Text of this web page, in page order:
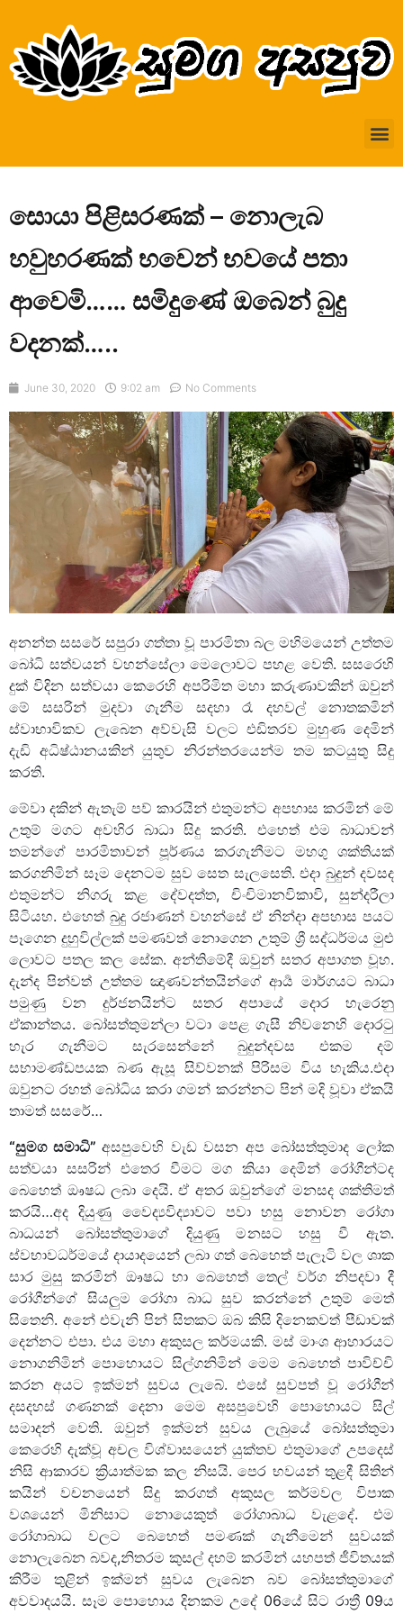
සොයා පිළිසරණක් – නොලැබ
හවුහරණක් භවෙන් භවයේ පතා
ආවෙමි…… සමිදුණේ ඔබෙන් බුදු
වදනක්…..
June 30, 2020 9:02 am No Comments
අනන්ත සසරේ සපුරා ගත්තා වූ පාරමිතා බල මහිමයෙන් උත්තම
බෝධි සත්වයන් වහන්සේලා මෙලොවට පහළ වෙති. සසරෙහි
දුක් විදින සත්වයා කෙරෙහි අපරිමිත මහා කරුණාවකින් ඔවුන්
මේ සසරින් මුදවා ගැනීම සදහා රෑ දහවල් නොතකමින්
ස්වාභාවිකව ලැබෙන අව්වැසි වලට එඩිතරව මුහුණ දෙමින්
දැඩි අධිෂ්ඨානයකින් යුතුව නිරන්තරයෙන්ම තම කටයුතු සිදු
කරති.
මේවා දකින් ඇතැම් පව් කාරයින් එතුමන්ට අපහාස කරමින් මේ
උතුම් මගට අවහිර බාධා සිදු කරති. එහෙත් එම බාධාවන්
තමන්ගේ පාරමිතාවන් පූර්ණය කරගැනීමට මහගු ශක්තියක්
කරගනිමින් සෑම දෙනටම සුව සෙත සැලසෙති. එදා බුදුන් දවසද
එතුමන්ට නිගරු කළ දේවදත්ත, චිංචිමානවිකාවි, සුන්දරීලා
සිටියහ. එහෙත් බුදු රජාණන් වහන්සේ ඒ නින්දා අපහාස පයට
පෑගෙන දුහුවිල්ලක් පමණවත් නොගෙන උතුම් ශ්‍රී සද්ධර්මය මුළු
ලොවට පතල කල සේක. අන්තිමේදී ඔවුන් සතර අපාගත වූහ.
දැන්ද පින්වත් උත්තම ඤාණවන්තයින්ගේ ආර්‍ය මාර්ගයට බාධා
පමුණු වන දුර්ජනයින්ට සතර අපායේ දොර හැරෙනු
ඒකාන්තය. බෝසත්තුමන්ලා වටා පෙළ ගැසී නිවනෙහි දොරටු
හැර ගැනීමට සැරසෙන්නේ බුදුන්දවස එකම දම්
සභාමණ්ඩපයක බණ ඇසූ සිව්වනක් පිරිසම විය හැකිය.එදා
ඔවුනට රහත් බෝධිය කරා ගමන් කරන්නට පින් මදි වූවා ඒකයි
තාමත් සසරේ…
“සුමග සමාධි”අසපුවෙහි වැඩ වසන අප බෝසත්තුමාද ලෝක
සත්වයා සසරින් එතෙර වීමට මග කියා දෙමින් රෝගීන්ටද
බෙහෙත් ඖෂධ ලබා දෙයි. ඒ අතර ඔවුන්ගේ මනසද ශක්තිමත්
කරයි…අද දියුණු වෛද්‍යවිද්‍යාවට පවා හසු නොවන රෝගා
බාධයන් බෝසත්තුමාගේ දියුණු මනසට හසු වී ඇත.
ස්වභාවධර්මයේ දායාදයෙන් ලබා ගත් බෙහෙත් පැලෑටි වල ශාක
සාර මුසු කරමින් ඖෂධ හා බෙහෙත් තෙල් වර්ග නිපදවා දී
රෝගීන්ගේ සියලුම රෝගා බාධ සුව කරන්නේ උතුම් මෙත්
සිතෙනි. අනේ එවැනි පින් සිතකට ඔබ කිසි දිනෙකවත් පීඩාවක්
දෙන්නට එපා. එය මහා අකුසල කර්මයකි. මස් මාංශ ආහාරයට
නොගනිමින් පොහොයට සිල්ගනිමින් මෙම බෙහෙත් පාවිච්චි
කරන අයට ඉක්මන් සුවය ලැබේ. එසේ සුවපත් වූ රෝගීන්
දසදහස් ගණනක් දෙනා මෙම අසපුවෙහි පොහොයට සිල්
සමාදන් වෙති. ඔවුන් ඉක්මන් සුවය ලැබුයේ බෝසත්තුමා
කෙරෙහි දැක්වූ අචල විශ්වාසයෙන් යුක්තව එතුමාගේ උපදෙස්
නිසි ආකාරව ක්‍රියාත්මක කල නිසයි. පෙර භවයන් තුළදී සිතින්
කයින් වචනයෙන් සිදු කරගත් අකුසල කර්මවල විපාක
වශයෙන් මිනිසාට නොයෙකුත් රෝගාබාධ වැළදේ. එම
රෝගාබාධ වලට බෙහෙත් පමණක් ගැනීමෙන් සුවයක්
නොලැබෙන බවද,නිතරම කුසල් දහම් කරමින් යහපත් ජීවිතයක්
කිරීම තුළින් ඉක්මන් සුවය ලැබෙන බව බෝසත්තුමාගේ
අවවාදයයි. සෑම පොහොය දිනකම උදේ 06යේ සිට රාත්‍රී 09ය